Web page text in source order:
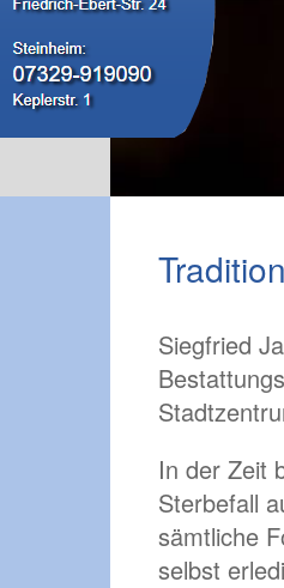
Siegfried
In der Zeit
Sterbefall
sämtliche
selbst